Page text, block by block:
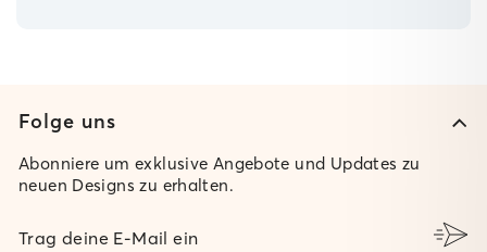
Folge uns
Abonniere um exklusive Angebote und Updates zu
neuen Designs zu erhalten.
DEINE